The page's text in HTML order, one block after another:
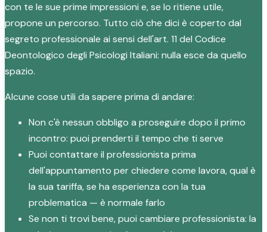
con te le sue prime impressioni e, se lo ritiene utile,
propone un percorso. Tutto ciò che dici è coperto dal
segreto professionale ai sensi dell'art. 11 del Codice
Deontologico degli Psicologi Italiani: nulla esce da quello
spazio.
Alcune cose utili da sapere prima di andare:
Non c'è nessun obbligo a proseguire dopo il primo
incontro: puoi prenderti il tempo che ti serve
Puoi contattare il professionista prima
dell'appuntamento per chiedere come lavora, qual è
la sua tariffa, se ha esperienza con la tua
problematica — è normale farlo
Se non ti trovi bene, puoi cambiare professionista: la